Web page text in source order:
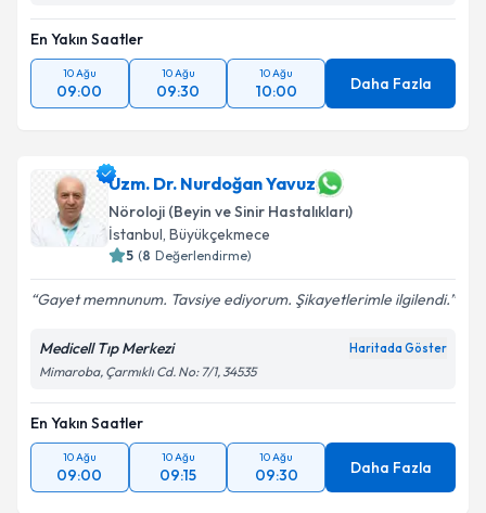
En Yakın Saatler
10 Ağu
09:00
10 Ağu
09:30
10 Ağu
10:00 Daha Fazla
Uzm. Dr. Nurdoğan Yavuz
Nöroloji (Beyin ve Sinir Hastalıkları)
İstanbul, Büyükçekmece
5 (8 Değerlendirme)
Gayet memnunum. Tavsiye ediyorum. Şikayetlerimle ilgilendi.
Medicell Tıp Merkezi Haritada Göster
Mimaroba, Çarmıklı Cd. No: 7/1, 34535
En Yakın Saatler
10 Ağu
09:00
10 Ağu
09:15
10 Ağu
09:30 Daha Fazla